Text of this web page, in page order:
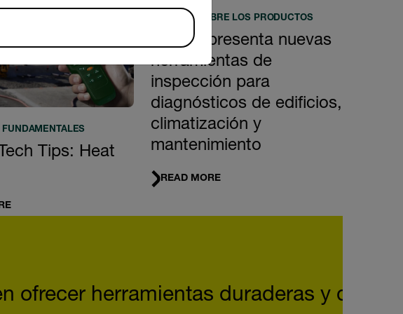
Tips: Heat
NOTICIAS SOBRE LOS PRODUCTOS
Extech presenta nuevas
herramientas de
inspección para
diagnósticos de edificios,
climatización y
mantenimiento
READ MORE
herramientas duraderas y de